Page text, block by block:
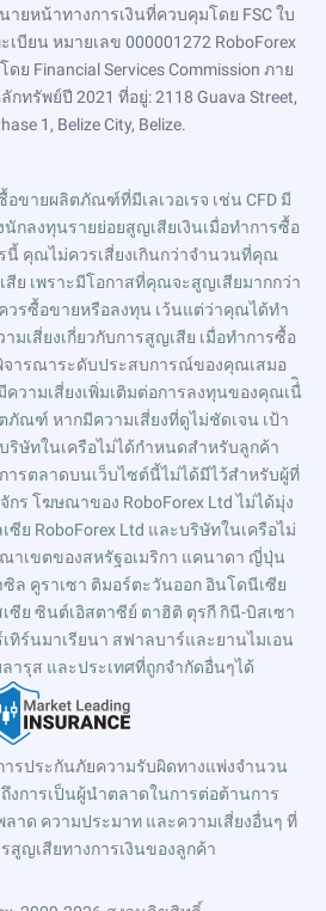
ายหน้าทางการเงินที่ควบคุมโดย FSC ใบ
บียน หมายเลข 000001272 RoboForex
ย Financial Services Commission ภาย
ทรัพย์ปี 2021 ที่อยู่: 2118 Guava Street,
1, Belize City, Belize.
อขายผลิตภัณฑ์ที่มีเลเวอเรจ เช่น CFD มี
นักลงทุนรายย่อยสูญเสียเงินเมื่อทำการซื้อ
นี้ คุณไม่ควรเสี่ยงเกินกว่าจำนวนที่คุณ
ย เพราะมีโอกาสที่คุณจะสูญเสียมากกว่า
วรซื้อขายหรือลงทุน เว้นแต่ว่าคุณได้ทำ
ามเสี่ยงเกี่ยวกับการสูญเสีย เมื่อทำการซื้อ
ารณาระดับประสบการณ์ของคุณเสมอ
วามเสี่ยงเพิ่มเติมต่อการลงทุนของคุณเนื่ิ
ภัณฑ์ หากมีความเสี่ยงที่ดูไม่ชัดเจน เป้า
ริษัทในเครือไม่ได้กำหนดสำหรับลูกค้า
ารตลาดบนเว็บไซต์นี้ไม่ได้มีไว้สำหรับผู้ที่
ร โฆษณาของ RoboForex Ltd ไม่ได้มุ่ง
ซีย RoboForex Ltd และบริษัทในเครือไม่
าเขตของสหรัฐอเมริกา แคนาดา ญี่ปุ่น
ซิล คูราเซา ติมอร์ตะวันออก อินโดนีเซีย
ซีย ซินต์เอิสตาซีย์ ตาฮิติ ตุรกี กินี-บิสเซา
ทิร์นมาเรียนา สฟาลบาร์และยานไมเอน
ารุส และประเทศที่ถูกจำกัดอื่นๆได้
ารประกันภัยความรับผิดทางแพ่งจำนวน
ถึงการเป็นผู้นำตลาดในการต่อต้านการ
ลาด ความประมาท และความเสี่ยงอื่นๆ ที่
สูญเสียทางการเงินของลูกค้า